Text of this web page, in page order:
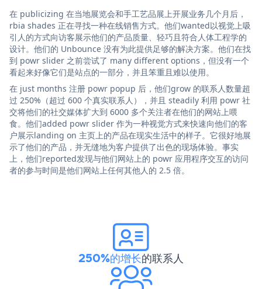
在 publicizing 在当地展览会和手工艺品展上开展业务几个月后，
rbia shades 正在寻找一种在线销售方式。他们wanted以视觉上吸
引人的方式向访客展示他们的产品质量、轻巧且符合人体工程学的
设计。他们的 Unbounce 没有为此提供足够的解决方案。他们在找
到 powr slider 之前尝试了 many different options，但没有一个
看起来好像它们是站点的一部分，并且笨重且难以使用。
在 just months 注册 powr popup 后，他们grow 的联系人数量超
过 250%（超过 600 个真实联系人），并且 steadily 利用 powr 社
交将他们的社交媒体扩大到 6000 多个关注者在他们的网站上喂
食。他们added powr slider 作为一种视觉方式来快速向他们的客
户展示landing on 主页上的产品在现实生活中的样子。它很好地展
示了他们的产品，并无缝地为客户提供了出色的现场体验。事实
上，他们reported发现与他们网站上的 powr 应用程序交互的访问
者的参与时间是他们网站上任何其他人的 2.5 倍。
250%的增长的联系人